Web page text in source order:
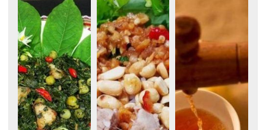
tượng giữa lòng
phố Hội